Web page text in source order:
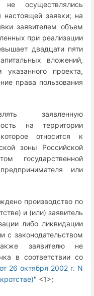
осуществлялись
настоящей заявки; на
заявителем объем
при реализации
двадцати пяти
вложений,
указанного проекта,
права пользования
заявленную
на территории
относится к
зоны Российской
государственной
или
производство по
и (или) заявитель
либо ликвидации
с законодательством
заявителю не
в соответствии со
26 октября 2002 г. N
" <1>;